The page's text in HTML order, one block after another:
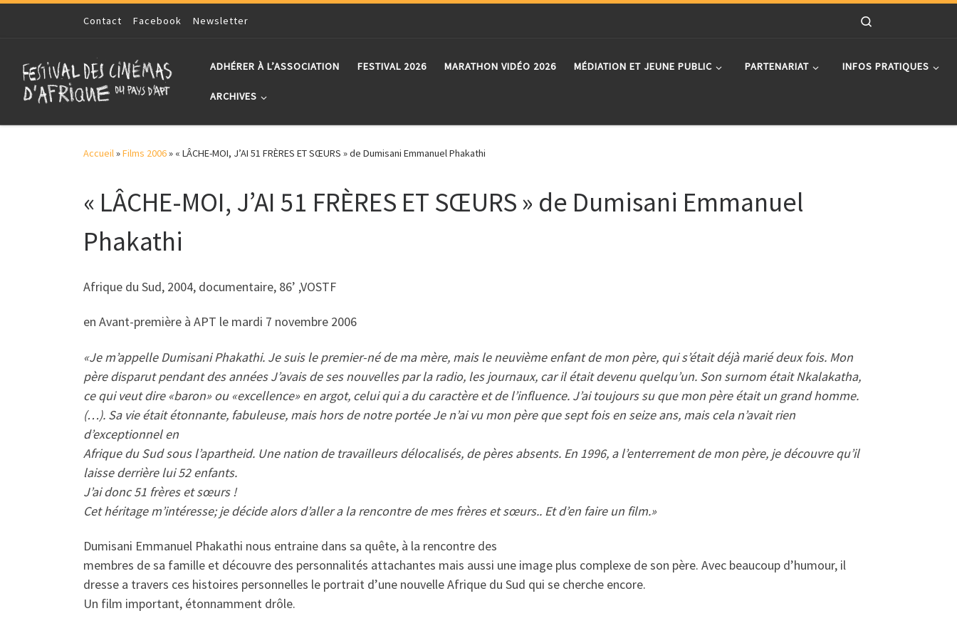
Skip to contentContact Facebook Newsletter
ADHÉRER À L’ASSOCIATION FESTIVAL 2026 MARATHON VIDÉO 2026 MÉDIATION ET JEUNE PUBLIC PARTENARIAT INFOS PRATIQUES
ARCHIVES
Accueil»Films 2006» « LÂCHE-MOI, J’AI 51 FRÈRES ET SŒURS » de Dumisani Emmanuel Phakathi
« LÂCHE-MOI, J’AI 51 FRÈRES ET SŒURS » de Dumisani Emmanuel
Phakathi
Afrique du Sud, 2004, documentaire, 86’ ,VOSTF
en Avant-première à APT le mardi 7 novembre 2006
«Je m’appelle Dumisani Phakathi. Je suis le premier-né de ma mère, mais le neuvième enfant de mon père, qui s’était déjà marié deux fois. Mon
père disparut pendant des années J’avais de ses nouvelles par la radio, les journaux, car il était devenu quelqu’un. Son surnom était Nkalakatha,
ce qui veut dire «baron» ou «excellence» en argot, celui qui a du caractère et de l’influence. J’ai toujours su que mon père était un grand homme.
(…). Sa vie était étonnante, fabuleuse, mais hors de notre portée Je n’ai vu mon père que sept fois en seize ans, mais cela n’avait rien
d’exceptionnel en
Afrique du Sud sous l’apartheid. Une nation de travailleurs délocalisés, de pères absents. En 1996, a l’enterrement de mon père, je découvre qu’il
laisse derrière lui 52 enfants.
J’ai donc 51 frères et sœurs !
Cet héritage m’intéresse; je décide alors d’aller a la rencontre de mes frères et sœurs.. Et d’en faire un film.»
Dumisani Emmanuel Phakathi nous entraine dans sa quête, à la rencontre des
membres de sa famille et découvre des personnalités attachantes mais aussi une image plus complexe de son père. Avec beaucoup d’humour, il
dresse a travers ces histoires personnelles le portrait d’une nouvelle Afrique du Sud qui se cherche encore.
Un film important, étonnamment drôle.